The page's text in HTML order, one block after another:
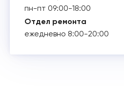
пн-пт 09:00-18:00
Отдел ремонта
ежедневно 8:00-20:00